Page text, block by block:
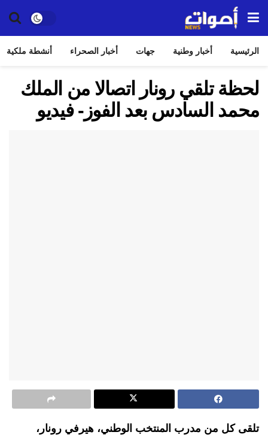
الرئيسية أخبار وطنية جهات أخبار الصحراء أنشطة ملكية
لحظة تلقي رونار اتصالا من الملك
محمد السادس بعد الفوز- فيديو
تلقى كل من مدرب المنتخب الوطني، هيرفي رونار،